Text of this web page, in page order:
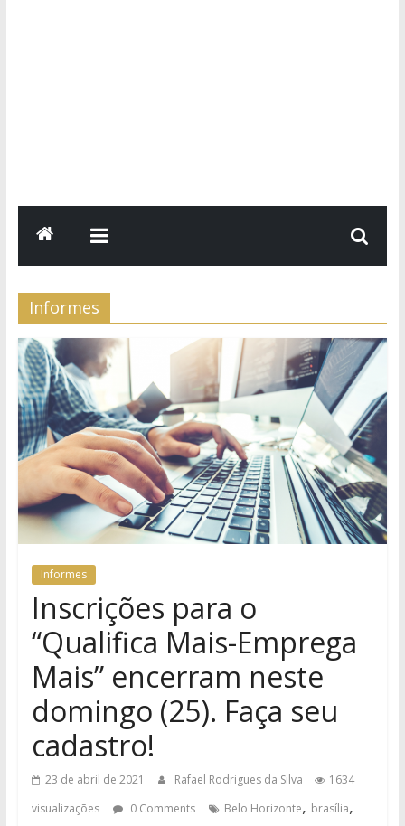
Informes
Informes
Inscrições para o
“Qualifica Mais-Emprega
Mais” encerram neste
domingo (25). Faça seu
cadastro!
23 de abril de 2021 Rafael Rodrigues da Silva
1634
visualizações
0 Comments Belo Horizonte, brasília,